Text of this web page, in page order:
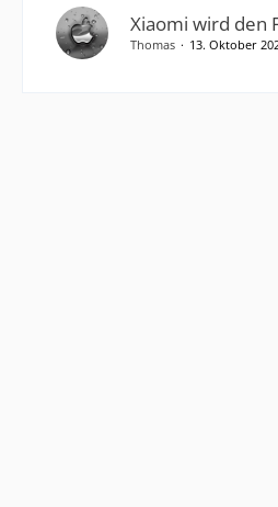
Xiaomi wird den
Thomas 13. Oktober